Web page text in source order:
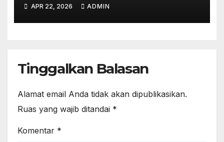
APR 22, 2026 ADMIN
Tinggalkan Balasan
Alamat email Anda tidak akan dipublikasikan.
Ruas yang wajib ditandai *
Komentar *